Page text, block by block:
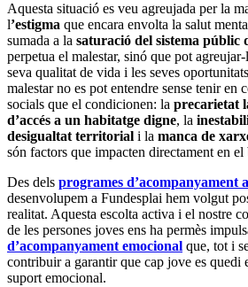
Aquesta situació es veu agreujada per la
l’estigma que encara envolta la salut
sumada a la saturació del sistema públic
perpetua el malestar, sinó que pot
seva qualitat de vida i les seves
malestar no es pot entendre sense tenir en
socials que el condicionen: la precarietat
d’accés a un habitatge digne, la
desigualtat territorial i la manca de
són factors que impacten directament en el
Des dels programes d’acompanyament
desenvolupem a Fundesplai hem volgut
realitat. Aquesta escolta activa i el nostre
de les persones joves ens ha permès
d’acompanyament emocional que, tot i
contribuir a garantir que cap jove es quedi
suport emocional.